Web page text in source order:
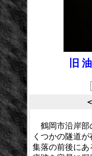
旧
鶴岡市沿岸部
くつかの隧道
集落の前後に